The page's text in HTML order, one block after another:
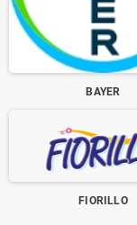
BAYER
FIORILLO